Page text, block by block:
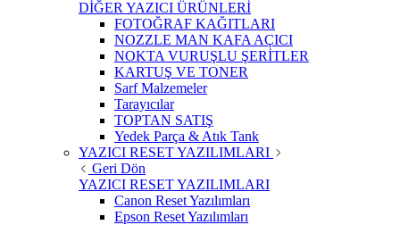
DİĞER YAZICI ÜRÜNLERİ
FOTOĞRAF KAĞITLARI
NOZZLE MAN KAFA AÇICI
NOKTA VURUŞLU ŞERİTLER
KARTUŞ VE TONER
Sarf Malzemeler
Tarayıcılar
TOPTAN SATIŞ
Yedek Parça & Atık Tank
YAZICI RESET YAZILIMLARI
Geri Dön
YAZICI RESET YAZILIMLARI
Canon Reset Yazılımları
Epson Reset Yazılımları